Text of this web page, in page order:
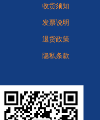
收货须知
发票说明
退货政策
隐私条款